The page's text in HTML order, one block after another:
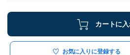
カートに
お気に入りに登録する